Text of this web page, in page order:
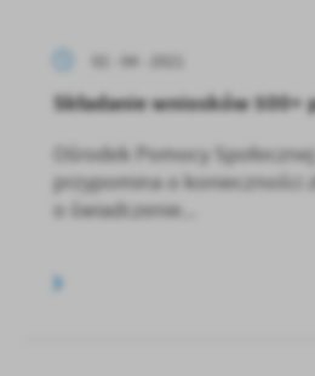
02 - 04 - 2021
Składanie wniosków 500+
Ośrodek Pomocy
przypomina o konieczności
o świadczenie...